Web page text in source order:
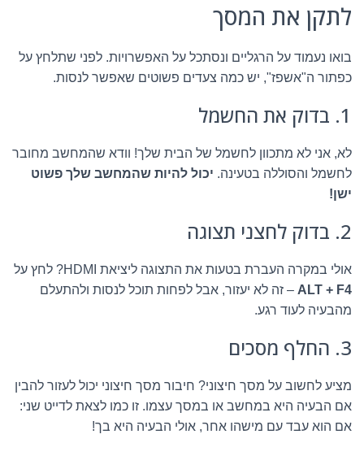
לתקן את המסך
בואו נעמוד על הרגליים ונסתכל על האפשרויות. לפני שתלחץ על
כפתור ה"אשפז", יש כמה צעדים פשוטים שאפשר לנסות.
1. בדוק את החשמל
לא, אני לא מתכוון לחשמל של הבית שלך! וודא שהמחשב מחובר
לחשמל והסוללה בטעינה. יכול להיות שהמחשב שלך פשוט
ישן!
2. בדוק לחצני תצוגה
אולי במקרה העברת בטעות את התצוגה ליציאת HDMI? לחץ על
ALT + F4 – זה לא יעזור, אבל לפחות תוכל לנסות ולהתעלם
מהבעיה לעוד רגע.
3. החלף מסכים
מציע לחשוב על מסך חיצוני? חיבור מסך חיצוני יכול לעזור להבין
אם הבעיה היא במחשב או במסך עצמו. זו כמו לצאת לדייט שני:
אם הוא עבד עם מישהו אחר, אולי הבעיה היא בך!